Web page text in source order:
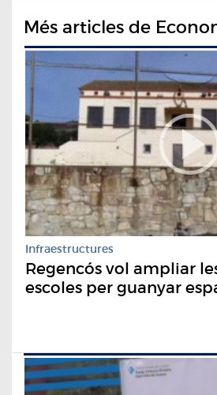
Més articles de
Infraestructures
Regencós vol ampliar
escoles per guanyar